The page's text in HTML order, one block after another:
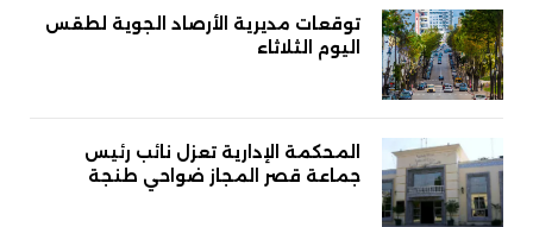
توقعات مديرية الأرصاد الجوية لطقس
اليوم الثلاثاء
المحكمة الإدارية تعزل نائب رئيس
جماعة قصر المجاز ضواحي طنجة